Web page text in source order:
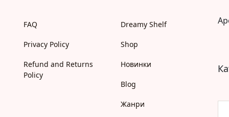
Платіжні методи
FAQ
Privacy Policy
Refund and Returns
Policy
Dreamy Shelf
Shop
Новинки
Blog
Жанри